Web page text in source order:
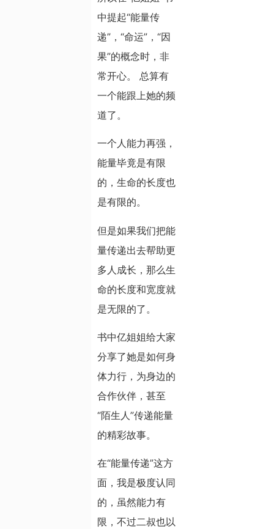
中提起“能量传
递”，“命运”，“因
果”的概念时，非
常开心。 总算有
一个能跟上她的频
道了。
一个人能力再强，
能量毕竟是有限
的，生命的长度也
是有限的。
但是如果我们把能
量传递出去帮助更
多人成长，那么生
命的长度和宽度就
是无限的了。
书中亿姐姐给大家
分享了她是如何身
体力行，为身边的
合作伙伴，甚至
“陌生人”传递能量
的精彩故事。
在“能量传递”这方
面，我是极度认同
的，虽然能力有
限，不过二叔也以